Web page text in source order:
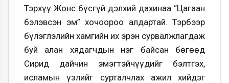
Тэрхүү Жонс бүсгүй дэлхий дахинаа “Цагаан
бэлэвсэн эм” хочоороо алдартай. Тэрбээр
бүлэглэлийн хамгийн их эрэн сурвалжлагдаж
буй алан хядагчдын нэг байсан бөгөөд
Сирид дайчин эмэгтэйчүүдийг бэлтгэх,
исламын үзлийг сурталчлах ажил хийдэг